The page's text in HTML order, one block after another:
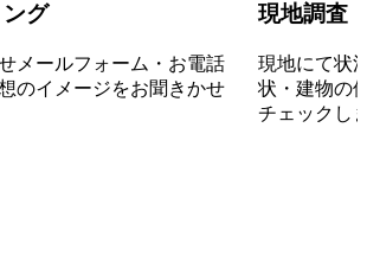
グ
メールフォーム・お電話
のイメージをお聞きかせ
現地調査
現地にて状
状・建物の
チェックし